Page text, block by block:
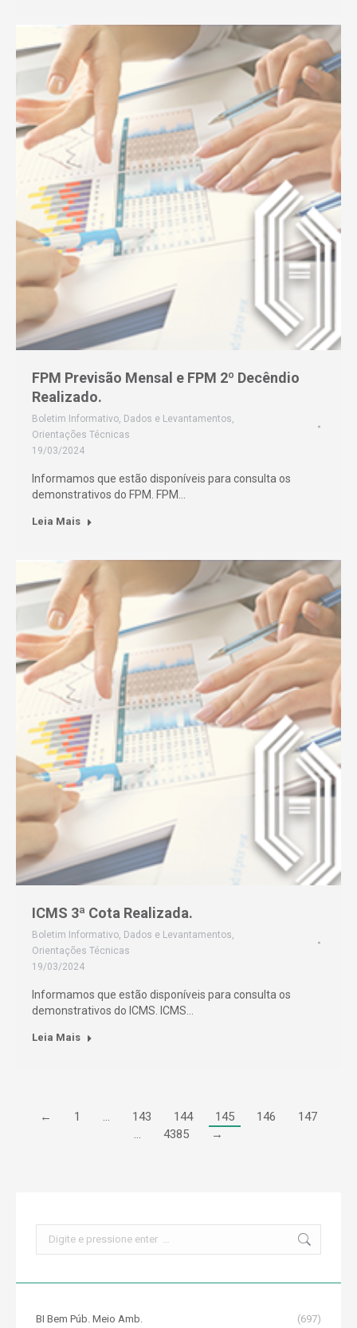
FPM Previsão Mensal e FPM 2º Decêndio
Realizado.
Boletim Informativo, Dados e Levantamentos,
Orientações Técnicas
19/03/2024
Informamos que estão disponíveis para consulta os
demonstrativos do FPM. FPM…
Leia Mais
ICMS 3ª Cota Realizada.
Boletim Informativo, Dados e Levantamentos,
Orientações Técnicas
19/03/2024
Informamos que estão disponíveis para consulta os
demonstrativos do ICMS. ICMS…
Leia Mais
← 1 … 143 144 145 146
147
…
4385 →
BI Bem Púb. Meio Amb.
(697)